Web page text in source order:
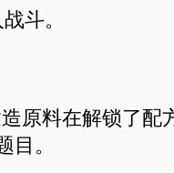
斗。
原料在解锁了配
目。